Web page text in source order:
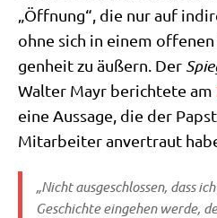
„Öff­nung“, die nur auf
ohne sich in einem
gen­heit zu äußern. Der
Wal­ter Mayr berich­te­te am
eine Aus­sa­ge, die der
Mit­ar­bei­ter anver­traut
„Nicht aus­ge­schlos­sen, dass
Geschich­te ein­ge­hen wer­de,